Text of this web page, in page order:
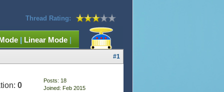
Thread Rating:
| Linear Mode |
#1
0
Posts: 18
Joined: Feb 2015